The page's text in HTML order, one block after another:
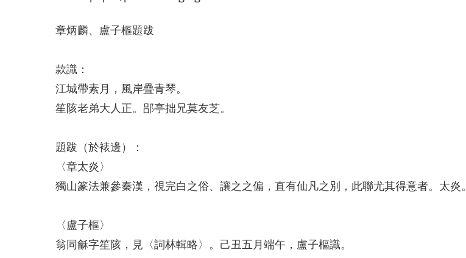
章炳麟、盧子樞題跋
款識：
江城帶素月，風岸疊青琴。
笙陔老弟大人正。郘亭拙兄莫友芝。
題跋（於裱邊）：
〈章太炎〉
獨山篆法兼參秦漢，視完白之俗、讓之之偏，直有仙凡之別，此聯尤其得意者。太炎。
〈盧子樞〉
翁同龢字笙陔，見〈詞林輯略〉。己丑五月端午，盧子樞識。